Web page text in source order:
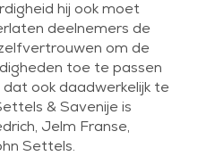
hij ook moet
deelnemers de
om de
toe te passen
ook daadwerkelijk te
& Savenije is
Jelm Franse,
Settels.